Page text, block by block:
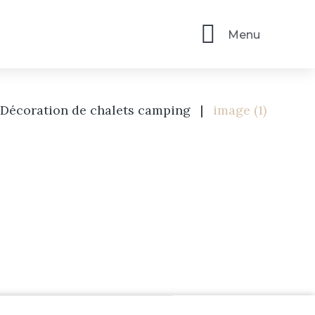
Menu
Décoration de chalets camping | image (1)